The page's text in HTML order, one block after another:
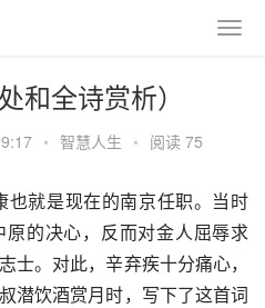
和全诗赏析）
• 智慧人生 • 阅读 75
也就是现在的南京任职。当时
的决心，反而对金人屈辱求
士。对此，辛弃疾十分痛心，
潜饮酒赏月时，写下了这首词